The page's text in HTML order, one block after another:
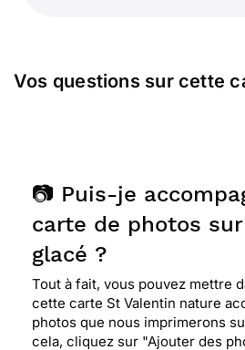
Vos questions sur cette
📷 Puis-je
carte de photos
glacé ?
Tout à fait, vous pouvez mettre
cette carte St Valentin nature
photos que nous imprimerons
cela, cliquez sur "Ajouter des